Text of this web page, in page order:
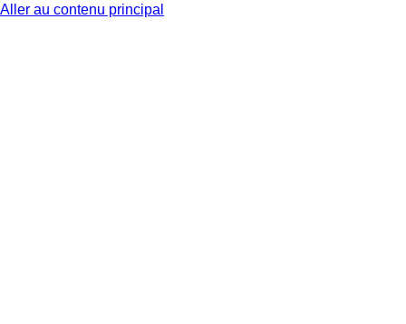
Aller au contenu principal